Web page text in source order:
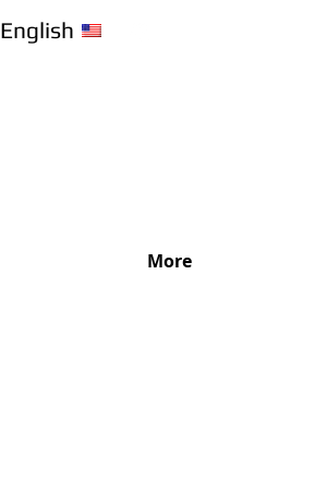
English
More